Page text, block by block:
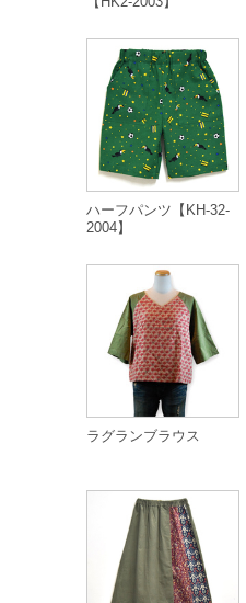
ハーフパンツ【KH-32-
2004】
ラグランブラウス